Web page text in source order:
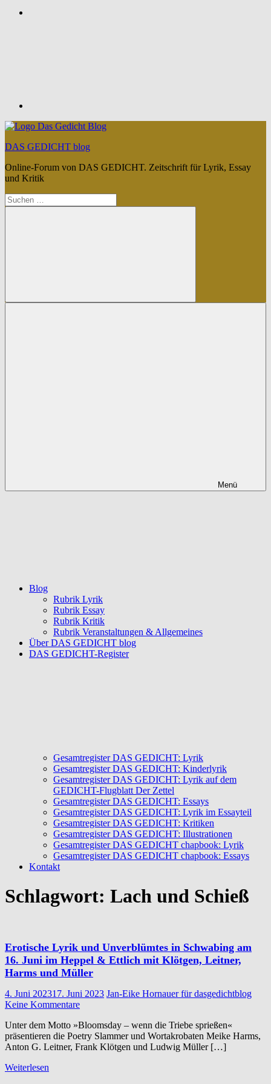
DAS GEDICHT blog
Online-Forum von DAS GEDICHT. Zeitschrift für Lyrik, Essay
und Kritik
Suchen
nach:
Suchen
Menü
Blog
Rubrik Lyrik
Rubrik Essay
Rubrik Kritik
Rubrik Veranstaltungen & Allgemeines
Über DAS GEDICHT blog
DAS GEDICHT-Register
Gesamtregister DAS GEDICHT: Lyrik
Gesamtregister DAS GEDICHT: Kinderlyrik
Gesamtregister DAS GEDICHT: Lyrik auf dem
GEDICHT-Flugblatt Der Zettel
Gesamtregister DAS GEDICHT: Essays
Gesamtregister DAS GEDICHT: Lyrik im Essayteil
Gesamtregister DAS GEDICHT: Kritiken
Gesamtregister DAS GEDICHT: Illustrationen
Gesamtregister DAS GEDICHT chapbook: Lyrik
Gesamtregister DAS GEDICHT chapbook: Essays
Kontakt
Schlagwort: Lach und Schieß
Erotische Lyrik und Unverblümtes in Schwabing am
16. Juni im Heppel & Ettlich mit Klötgen, Leitner,
Harms und Müller
4. Juni 202317. Juni 2023 Jan-Eike Hornauer für dasgedichtblog
Keine Kommentare
Unter dem Motto »Bloomsday – wenn die Triebe sprießen«
präsentieren die Poetry Slammer und Wortakrobaten Meike Harms,
Anton G. Leitner, Frank Klötgen und Ludwig Müller […]
Weiterlesen